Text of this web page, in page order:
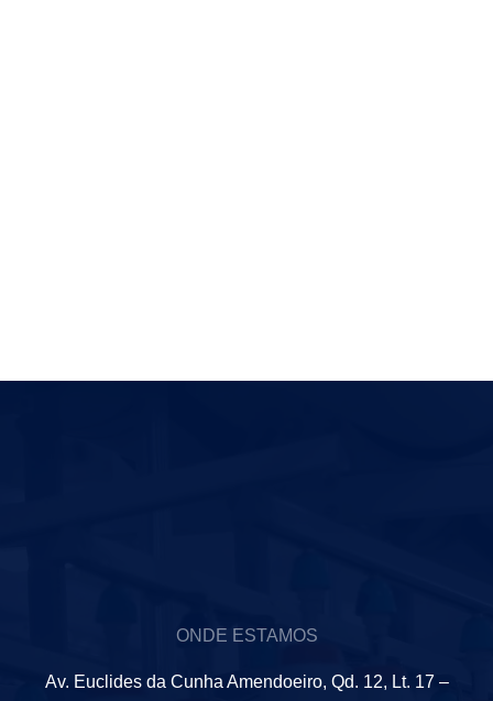
ONDE ESTAMOS
Av. Euclides da Cunha Amendoeiro, Qd. 12, Lt. 17 –